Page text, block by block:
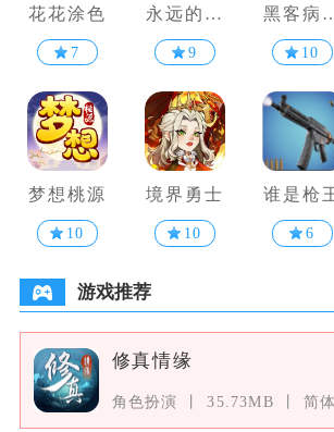
花花涂色
7
永远的蔚
蓝星球
9
黑客病
手游
10
梦想桃源
10
境界勇士
10
谁是枪
6
游戏推荐
修真情缘
角色扮演 35.73MB 简